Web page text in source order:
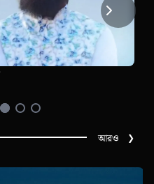
আরও ❯